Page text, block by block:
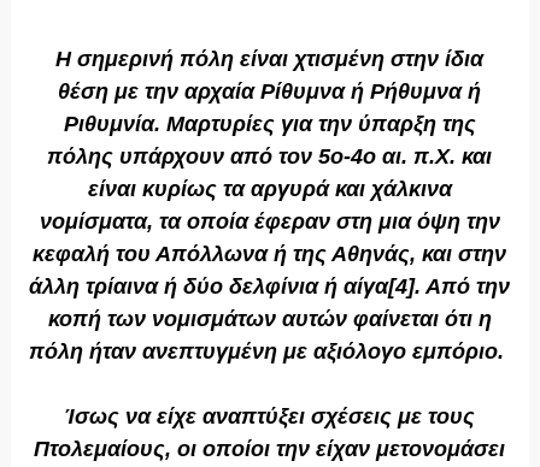
Η σημερινή πόλη είναι χτισμένη στην ίδια
θέση με την αρχαία Ρίθυμνα ή Ρήθυμνα ή
Ριθυμνία. Μαρτυρίες για την ύπαρξη της
πόλης υπάρχουν από τον 5ο-4ο αι. π.Χ. και
είναι κυρίως τα αργυρά και χάλκινα
νομίσματα, τα οποία έφεραν στη μια όψη την
κεφαλή του Απόλλωνα ή της Αθηνάς, και στην
άλλη τρίαινα ή δύο δελφίνια ή αίγα[4]. Από την
κοπή των νομισμάτων αυτών φαίνεται ότι η
πόλη ήταν ανεπτυγμένη με αξιόλογο εμπόριο.
Ίσως να είχε αναπτύξει σχέσεις με τους
Πτολεμαίους, οι οποίοι την είχαν μετονομάσει